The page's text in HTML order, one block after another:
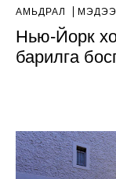
АМЬДРАЛ МЭДЭЭ
Нью-Йорк
барилга